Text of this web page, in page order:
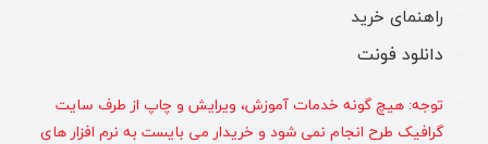
راهنمای خرید
دانلود فونت
توجه: هیچ گونه خدمات آموزش، ویرایش و چاپ از طرف سایت
گرافیک طرح انجام نمی شود و خریدار می بایست به نرم افزار های